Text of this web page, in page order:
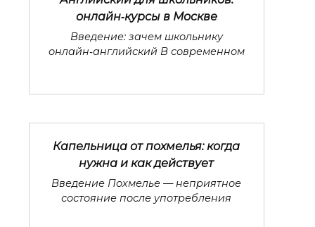
онлайн‑курсы в Москве
Введение: зачем школьнику
онлайн‑английский В современном
Капельница от похмелья: когда
нужна и как действует
Введение Похмелье — неприятное
состояние после употребления